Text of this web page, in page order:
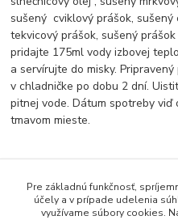
sušený cviklový prášok, sušený
tekvicový prášok, sušený
pridajte 175ml vody izbovej
a servírujte do misky.
v chladničke po dobu 2 dní.
pitnej vode. Dátum spotreby viď
tmavom mieste.
Tovar zaradený v
Pamlsky pre psy a mačky
Pre základnú funkčnosť,
účely a v prípade udelenia
využívame súbory cookies.